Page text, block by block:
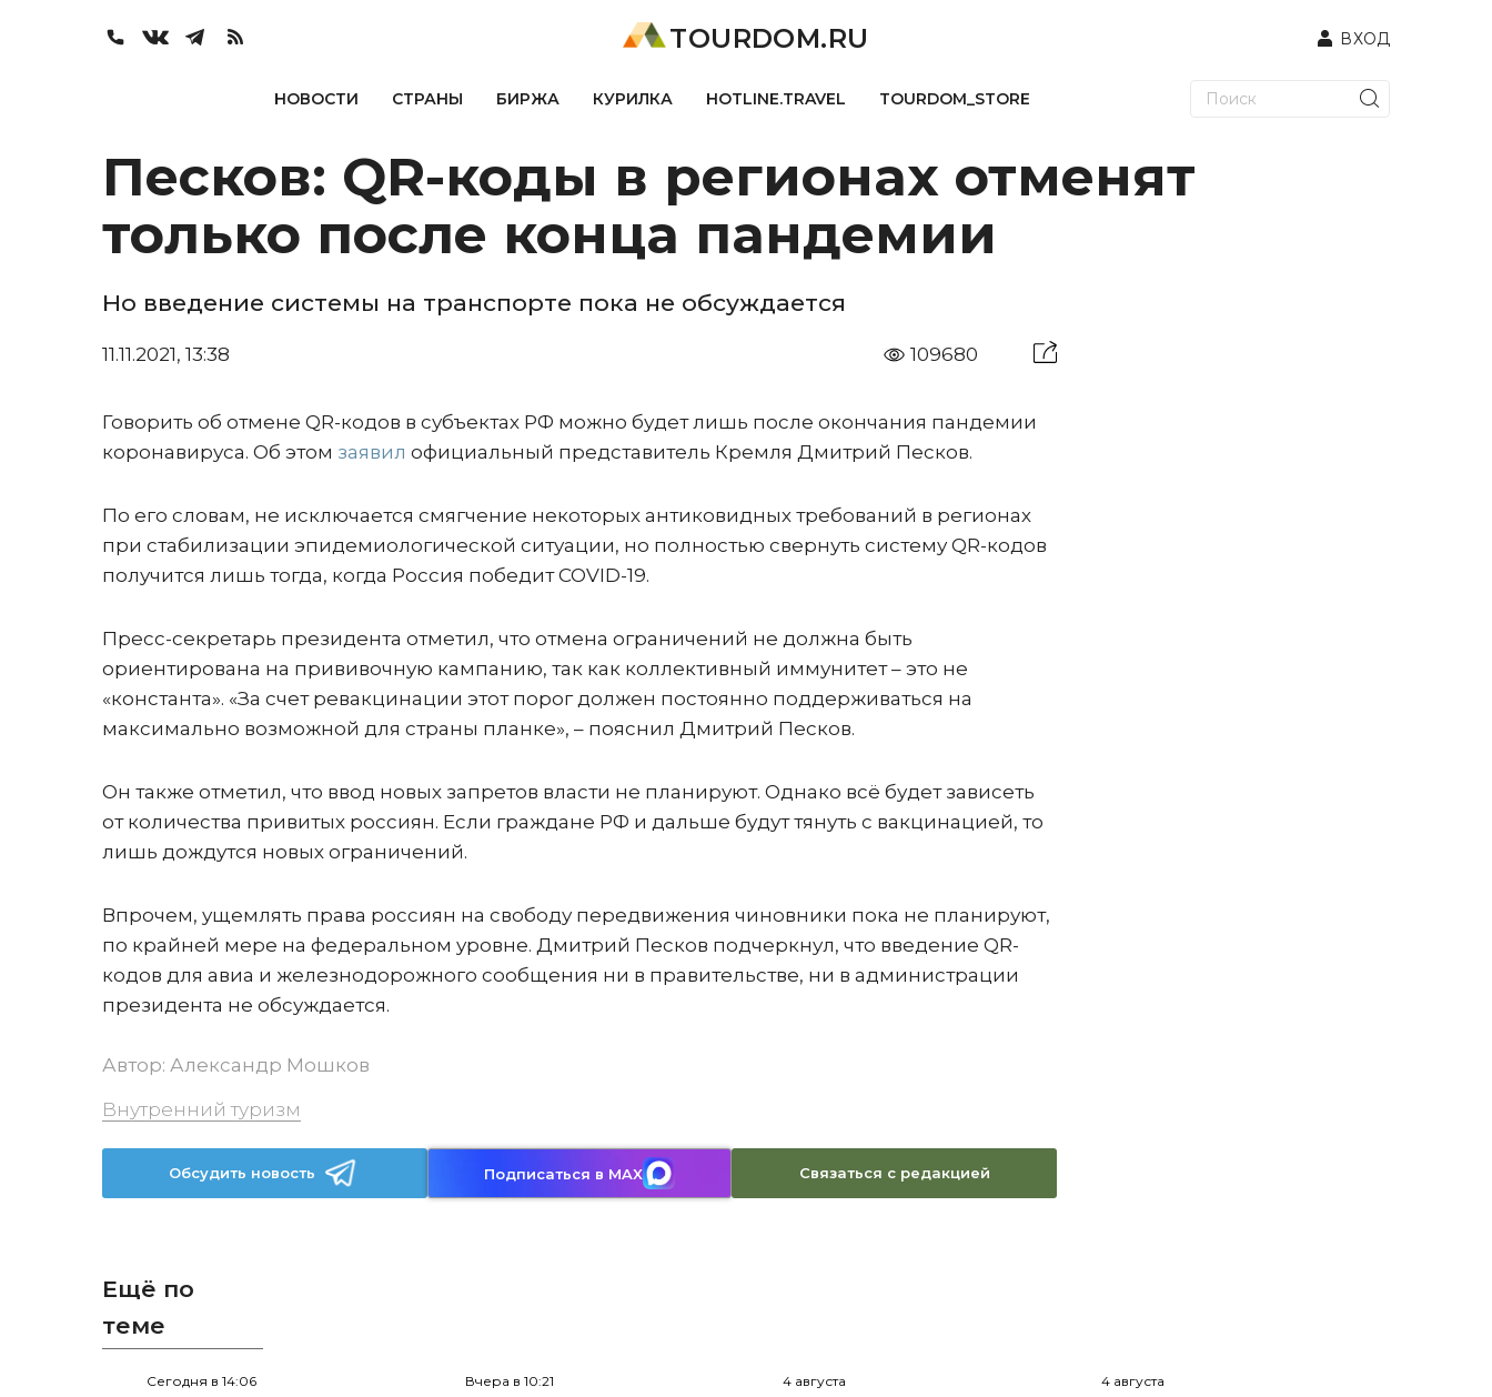
TOURDOM.RU ВХОД
НОВОСТИ СТРАНЫ БИРЖА КУРИЛКА HOTLINE.TRAVEL TOURDOM_STORE
Песков: QR-коды в регионах отменят
только после конца пандемии
Но введение системы на транспорте пока не обсуждается
11.11.2021, 13:38 109680
Говорить об отмене QR-кодов в субъектах РФ можно будет лишь после окончания пандемии
коронавируса. Об этом заявил официальный представитель Кремля Дмитрий Песков.
По его словам, не исключается смягчение некоторых антиковидных требований в регионах
при стабилизации эпидемиологической ситуации, но полностью свернуть систему QR-кодов
получится лишь тогда, когда Россия победит COVID-19.
Пресс-секретарь президента отметил, что отмена ограничений не должна быть
ориентирована на прививочную кампанию, так как коллективный иммунитет – это не
«константа». «За счет ревакцинации этот порог должен постоянно поддерживаться на
максимально возможной для страны планке», – пояснил Дмитрий Песков.
Он также отметил, что ввод новых запретов власти не планируют. Однако всё будет зависеть
от количества привитых россиян. Если граждане РФ и дальше будут тянуть с вакцинацией, то
лишь дождутся новых ограничений.
Впрочем, ущемлять права россиян на свободу передвижения чиновники пока не планируют,
по крайней мере на федеральном уровне. Дмитрий Песков подчеркнул, что введение QR-
кодов для авиа и железнодорожного сообщения ни в правительстве, ни в администрации
президента не обсуждается.
Автор: Александр Мошков
Внутренний туризм
Обсудить новость Подписаться в MAX Связаться с редакцией
Ещё по
теме
Сегодня в 14:06 Вчера в 10:21 4 августа 4 августа